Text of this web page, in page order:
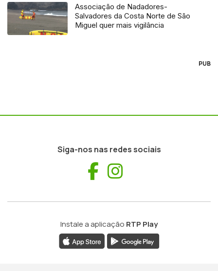
Associação de Nadadores-
Salvadores da Costa Norte de São
Miguel quer mais vigilância
PUB
Siga-nos nas redes sociais
Facebook
Instale a aplicação RTP Play